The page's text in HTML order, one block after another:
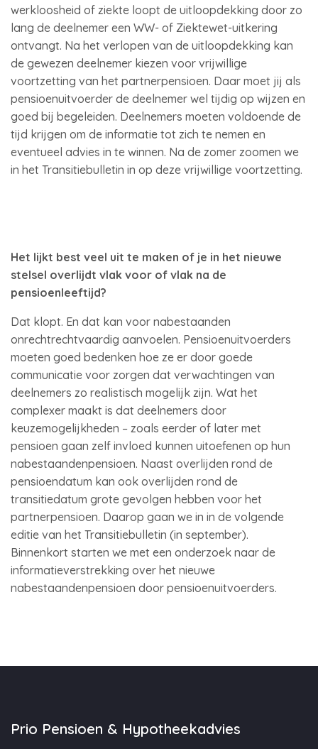
werkloosheid of ziekte loopt de uitloopdekking door zo
lang de deelnemer een WW- of Ziektewet-uitkering
ontvangt. Na het verlopen van de uitloopdekking kan
de gewezen deelnemer kiezen voor vrijwillige
voortzetting van het partnerpensioen. Daar moet jij als
pensioenuitvoerder de deelnemer wel tijdig op wijzen en
goed bij begeleiden. Deelnemers moeten voldoende de
tijd krijgen om de informatie tot zich te nemen en
eventueel advies in te winnen. Na de zomer zoomen we
in het Transitiebulletin in op deze vrijwillige voortzetting.
Het lijkt best veel uit te maken of je in het nieuwe
stelsel overlijdt vlak voor of vlak na de
pensioenleeftijd?
Dat klopt. En dat kan voor nabestaanden
onrechtrechtvaardig aanvoelen. Pensioenuitvoerders
moeten goed bedenken hoe ze er door goede
communicatie voor zorgen dat verwachtingen van
deelnemers zo realistisch mogelijk zijn. Wat het
complexer maakt is dat deelnemers door
keuzemogelijkheden – zoals eerder of later met
pensioen gaan zelf invloed kunnen uitoefenen op hun
nabestaandenpensioen. Naast overlijden rond de
pensioendatum kan ook overlijden rond de
transitiedatum grote gevolgen hebben voor het
partnerpensioen. Daarop gaan we in in de volgende
editie van het Transitiebulletin (in september).
Binnenkort starten we met een onderzoek naar de
informatieverstrekking over het nieuwe
nabestaandenpensioen door pensioenuitvoerders.
Prio Pensioen & Hypotheekadvies